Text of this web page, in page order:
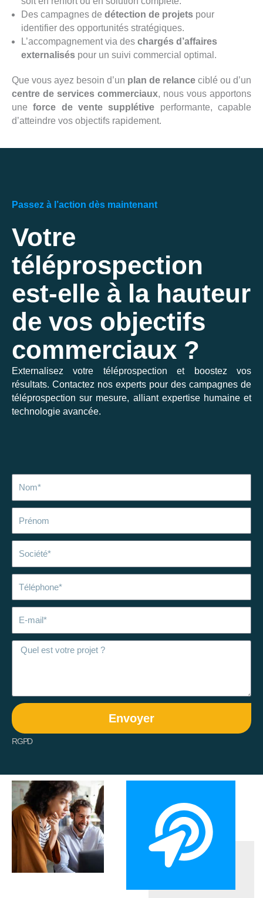
Des campagnes de détection de projetspour
identifier des opportunités stratégiques.
L’accompagnement via des chargés d’affaires
externaliséspour un suivi commercial optimal.
Que vous ayez besoin d’un plan de relance ciblé ou d’un
centre de services commerciaux, nous vous apportons
uneforce de vente supplétive performante, capable
d’atteindre vos objectifs rapidement.
Passez à l’action dès maintenant
Votre
téléprospection
est-elle à la hauteur
de vos objectifs
commerciaux ?
Externalisez votre téléprospection et boostez vos
résultats. Contactez nos experts pour des campagnes de
téléprospection sur mesure, alliant expertise humaine et
technologie avancée.
mail
Envoyer
RGPD